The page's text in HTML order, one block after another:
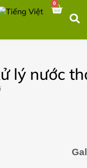
0
lý nước